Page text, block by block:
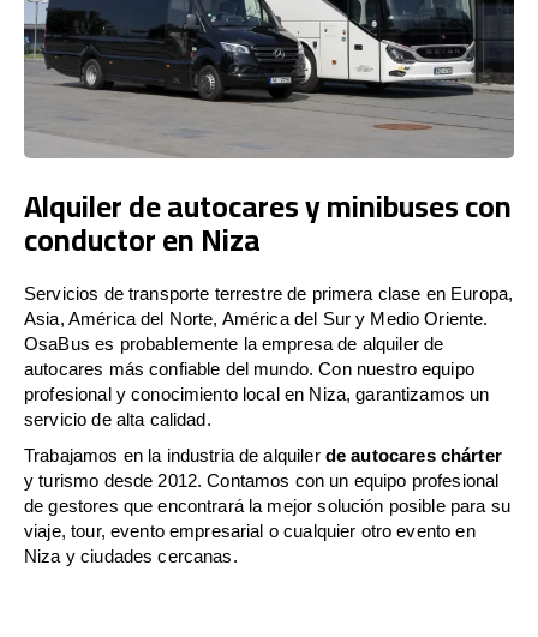
Alquiler de autocares y minibuses con
conductor en Niza
Servicios de transporte terrestre de primera clase en Europa,
Asia, América del Norte, América del Sur y Medio Oriente.
OsaBus es probablemente la empresa de alquiler de
autocares más confiable del mundo. Con nuestro equipo
profesional y conocimiento local en Niza, garantizamos un
servicio de alta calidad.
Trabajamos en la industria de alquiler de autocares chárter
y turismo desde 2012. Contamos con un equipo profesional
de gestores que encontrará la mejor solución posible para su
viaje, tour, evento empresarial o cualquier otro evento en
Niza y ciudades cercanas.